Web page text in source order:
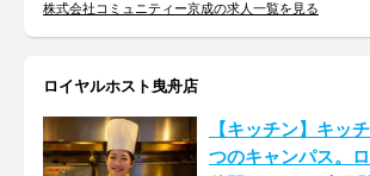
株式会社コミュニティー京成の求人一覧を見る
ロイヤルホスト曳舟店
【キッチン】キッ
つのキャンパス。